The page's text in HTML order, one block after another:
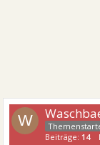
W
Beiträge: 14